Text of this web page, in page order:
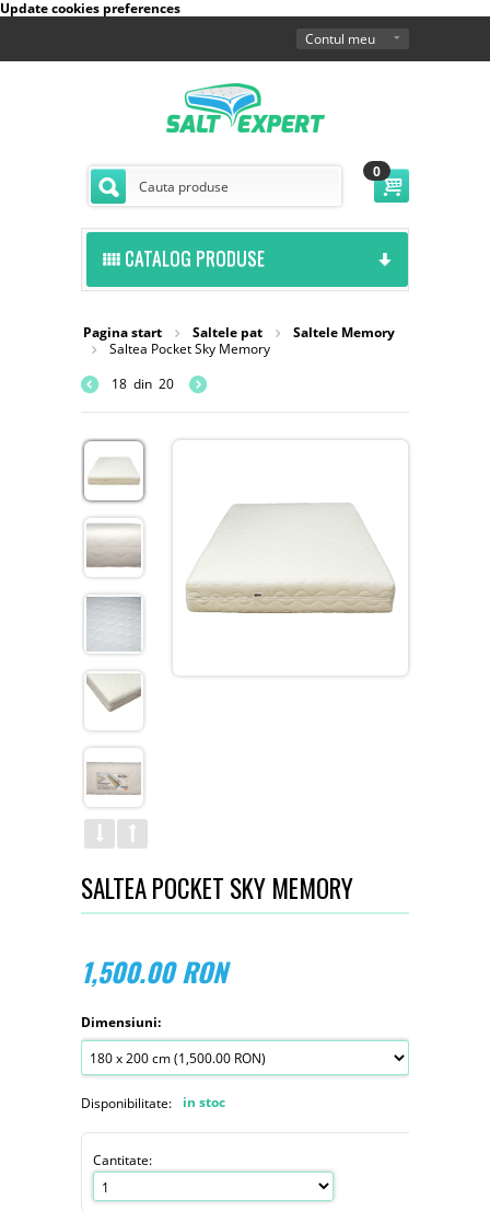
Update cookies preferences
Contul meu
0
CATALOG PRODUSE
Pagina start Saltele pat
Saltele Memory
Saltea Pocket Sky Memory
18 din 20
SALTEA POCKET SKY MEMORY
1,500.00 RON
Dimensiuni:
Disponibilitate: in stoc
Cantitate: